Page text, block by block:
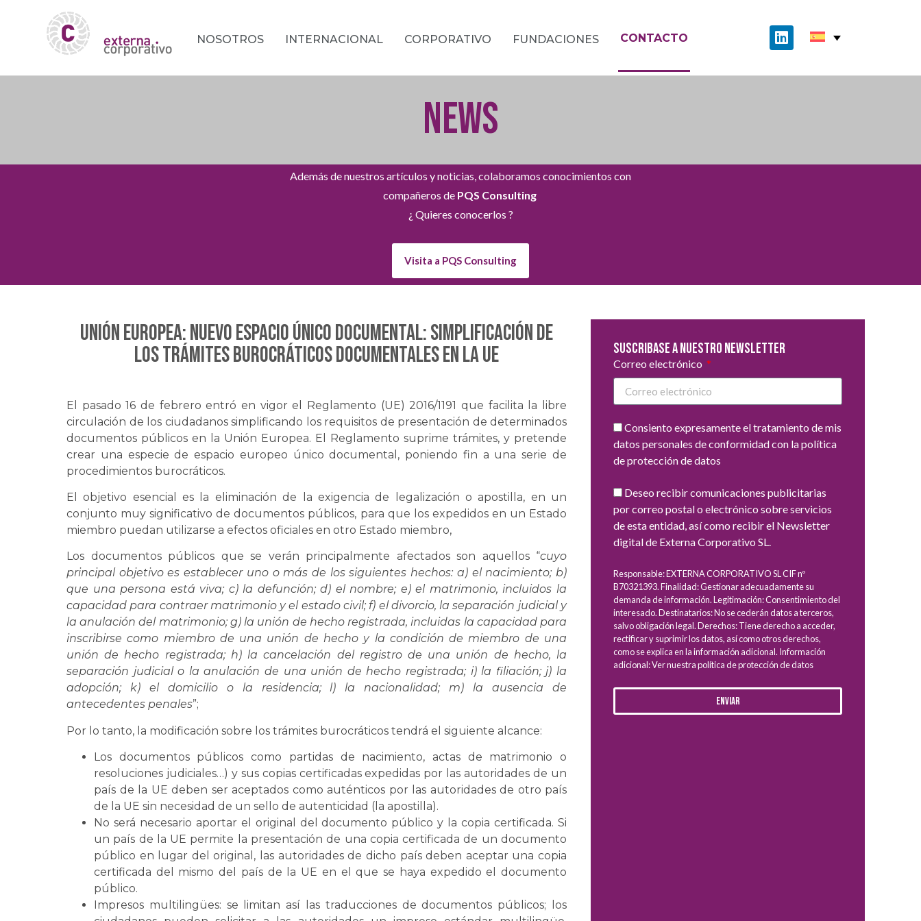
NOSOTROS INTERNACIONAL CORPORATIVO FUNDACIONES CONTACTO
NEWS
Además de nuestros artículos y noticias, colaboramos conocimientos con
compañeros de PQS Consulting
¿ Quieres conocerlos ?
Visita a PQS Consulting
UNIÓN EUROPEA: Nuevo espacio único documental: simplificación de
los trámites burocráticos documentales en la UE
El pasado 16 de febrero entró en vigor el Reglamento (UE) 2016/1191 que facilita la libre
circulación de los ciudadanos simplificando los requisitos de presentación de determinados
documentos públicos en la Unión Europea. El Reglamento suprime trámites, y pretende
crear una especie de espacio europeo único documental, poniendo fin a una serie de
procedimientos burocráticos.
El objetivo esencial es la eliminación de la exigencia de legalización o apostilla, en un
conjunto muy significativo de documentos públicos, para que los expedidos en un Estado
miembro puedan utilizarse a efectos oficiales en otro Estado miembro,
Los documentos públicos que se verán principalmente afectados son aquellos “cuyo
principal objetivo es establecer uno o más de los siguientes hechos: a) el nacimiento; b)
que una persona está viva; c) la defunción; d) el nombre; e) el matrimonio, incluidos la
capacidad para contraer matrimonio y el estado civil; f) el divorcio, la separación judicial y
la anulación del matrimonio; g) la unión de hecho registrada, incluidas la capacidad para
inscribirse como miembro de una unión de hecho y la condición de miembro de una
unión de hecho registrada; h) la cancelación del registro de una unión de hecho, la
separación judicial o la anulación de una unión de hecho registrada; i) la filiación; j) la
adopción; k) el domicilio o la residencia; l) la nacionalidad; m) la ausencia de
antecedentes penales”;
Por lo tanto, la modificación sobre los trámites burocráticos tendrá el siguiente alcance:
Los documentos públicos como partidas de nacimiento, actas de matrimonio o
resoluciones judiciales…) y sus copias certificadas expedidas por las autoridades de un
país de la UE deben ser aceptados como auténticos por las autoridades de otro país
de la UE sin necesidad de un sello de autenticidad (la apostilla).
No será necesario aportar el original del documento público y la copia certificada. Si
un país de la UE permite la presentación de una copia certificada de un documento
público en lugar del original, las autoridades de dicho país deben aceptar una copia
certificada del mismo del país de la UE en el que se haya expedido el documento
público.
Impresos multilingües: se limitan así las traducciones de documentos públicos; los
Suscribase a nuestro newsletter
Correo electrónico
Consiento expresamente el tratamiento de mis
datos personales de conformidad con la política
de protección de datos
Deseo recibir comunicaciones publicitarias
por correo postal o electrónico sobre servicios
de esta entidad, así como recibir el Newsletter
digital de Externa Corporativo SL.
Responsable: EXTERNA CORPORATIVO SL CIF nº
B70321393. Finalidad: Gestionar adecuadamente su
demanda de información. Legitimación: Consentimiento del
interesado. Destinatarios: No se cederán datos a terceros,
salvo obligación legal. Derechos: Tiene derecho a acceder,
rectificar y suprimir los datos, así como otros derechos,
como se explica en la información adicional. Información
adicional: Ver nuestra política de protección de datos
Enviar